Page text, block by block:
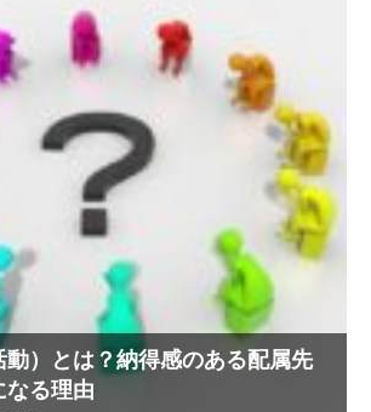
動）とは？納得感のある配属先
なる理由